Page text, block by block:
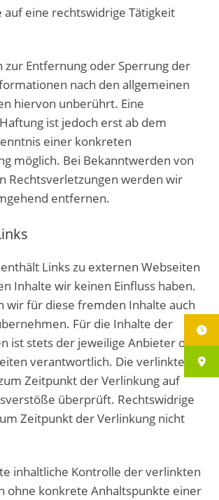
auf eine rechtswidrige Tätigkeit
zur Entfernung oder Sperrung der
nach den allgemeinen
hiervon unberührt. Eine
ist jedoch erst ab dem
einer konkreten
möglich. Bei Bekanntwerden von
Rechtsverletzungen werden wir
entfernen.
Links zu externen Webseiten
Inhalte wir keinen Einfluss haben.
wir für diese fremden Inhalte auch
Für die Inhalte der
ist stets der jeweilige Anbieter oder
verantwortlich. Die verlinkten
Zeitpunkt der Verlinkung auf
überprüft. Rechtswidrige
Zeitpunkt der Verlinkung nicht
inhaltliche Kontrolle der verlinkten
ohne konkrete Anhaltspunkte einer